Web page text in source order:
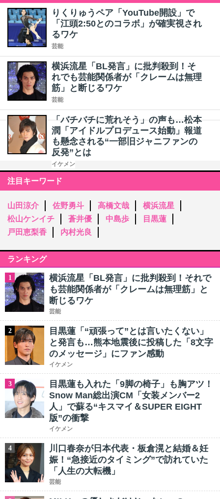
りくりゅうペア「YouTube開設」で
「江頭2:50とのコラボ」が確実視され
るワケ
芸能
横浜流星「BL発言」に批判殺到！そ
れでも芸能関係者が「クレームは無理
筋」と断じるワケ
芸能
「バチバチに荒れそう」の声も…松本
潤「アイドルプロデュース始動」報道
も懸念される“一部旧ジャニファンの
反発”とは
イケメン
注目キーワード
山田涼介 佐野勇斗 高橋文哉
横浜流星
松山ケンイチ
蒼井優 中島歩
目黒蓮
戸田恵梨香
内村光良
ランキング
1
横浜流星「BL発言」に批判殺到！それで
も芸能関係者が「クレームは無理筋」と
断じるワケ
芸能
2
目黒蓮「“頑張って”とは言いたくない」
と発言も…熊本地震後に投稿した「8文字
のメッセージ」にファン感動
イケメン
3
目黒蓮も入れた「9脚の椅子」も胸アツ！
Snow Man総出演CM「女装メンバー2
人」で蘇る“キスマイ＆SUPER EIGHT
版”の衝撃
イケメン
4
川口春奈が日本代表・板倉滉と結婚＆妊
娠！“急接近のタイミング”で訪れていた
「人生の大転機」
芸能